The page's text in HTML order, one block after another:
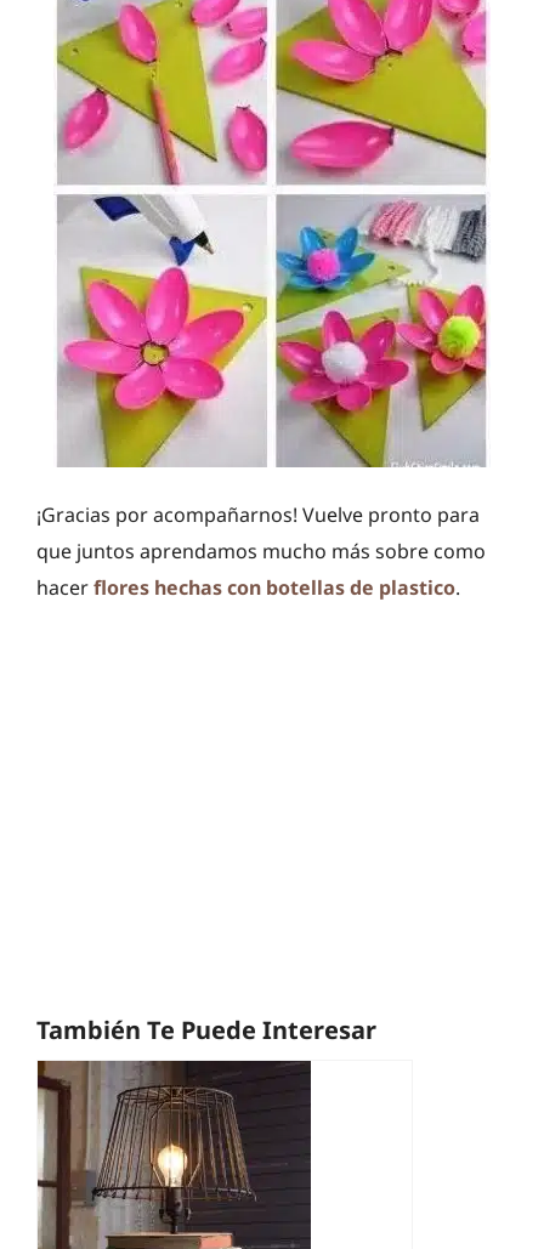
¡Gracias por acompañarnos! Vuelve pronto para
que juntos aprendamos mucho más sobre como
hacerflores hechas con botellas de plastico.
También Te Puede Interesar